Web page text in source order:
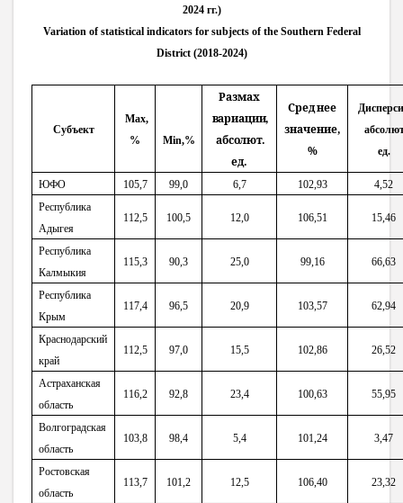
2024 гг.)
Variation of statistical indicators for subjects of the Southern Federal
District (2018-2024)
Субъект
Max,
%
Min,%
Размах
вариации,
абсолют.
ед.
Среднее
значение,
%
ед.
ЮФО 105,7 99,0 6,7 102,93
4,52
Республика
Адыгея
112,5 100,5 12,0 106,51 15,46
Республика
Калмыкия
115,3 90,3 25,0 99,16 66,63
Республика
Крым
117,4 96,5 20,9 103,57 62,94
Краснодарский
край
112,5 97,0 15,5 102,86 26,52
Астраханская
область
116,2 92,8 23,4 100,63 55,95
Волгоградская
область
103,8 98,4 5,4 101,24 3,47
Ростовская
область
113,7 101,2 12,5 106,40 23,32